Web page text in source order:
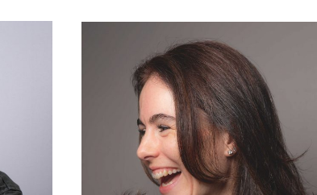
À PROPOS
CONTACT